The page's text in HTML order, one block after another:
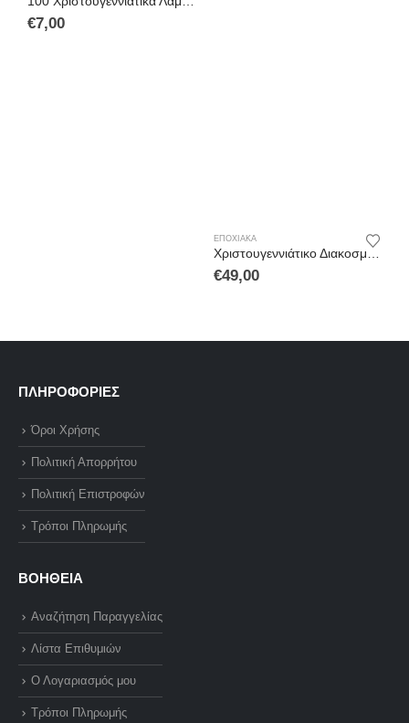
€7,00
ΕΠΟΧΙΑΚΆ
Χριστουγεννιάτικο Διακοσμητικό Big Ben Με Φως, Μουσική Και USB 39x10cm
€49,00
ΠΛΗΡΟΦΟΡΙΕΣ
Όροι Χρήσης
Πολιτική Απορρήτου
Πολιτική Επιστροφών
Τρόποι Πληρωμής
ΒΟΗΘΕΙΑ
Αναζήτηση Παραγγελίας
Λίστα Επιθυμιών
Ο Λογαριασμός μου
Τρόποι Πληρωμής